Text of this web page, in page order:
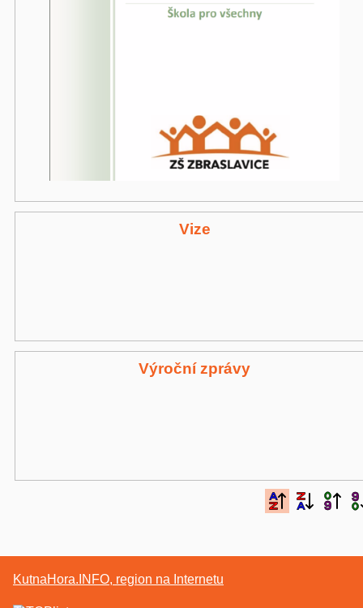
Vize
Výroční zprávy
KutnaHora.INFO, region na Internetu